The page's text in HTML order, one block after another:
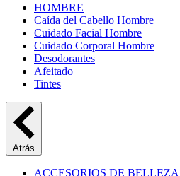
HOMBRE
Caída del Cabello Hombre
Cuidado Facial Hombre
Cuidado Corporal Hombre
Desodorantes
Afeitado
Tintes
Atrás
ACCESORIOS DE BELLEZA